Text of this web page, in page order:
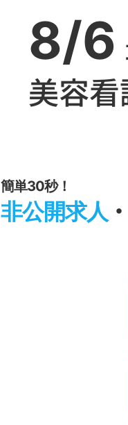
8/6
美容
簡単30秒！
非公開求人 ・